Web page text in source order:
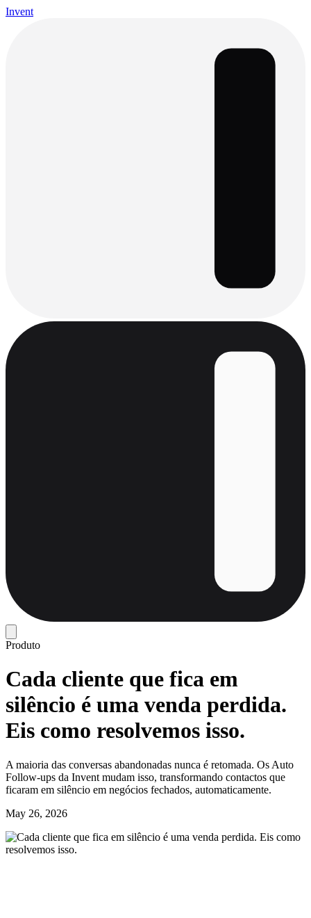
Invent
Produto
Cada cliente que fica em
silêncio é uma venda perdida.
Eis como resolvemos isso.
A maioria das conversas abandonadas nunca é retomada. Os Auto
Follow-ups da Invent mudam isso, transformando contactos que
ficaram em silêncio em negócios fechados, automaticamente.
May 26, 2026